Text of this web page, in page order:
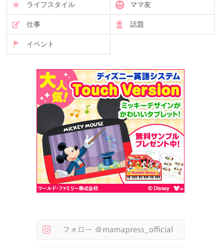
ライフスタイル ママ友
仕事 話題
イベント